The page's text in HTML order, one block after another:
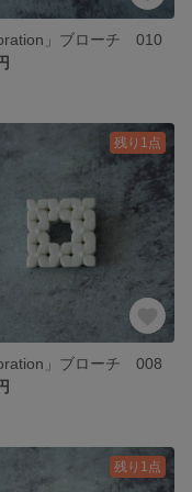
」ブローチ 010
残り1点
」ブローチ 008
残り1点